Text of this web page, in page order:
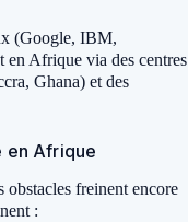
(Google, IBM,
en Afrique via des centres
Ghana) et des
en Afrique
obstacles freinent encore
: